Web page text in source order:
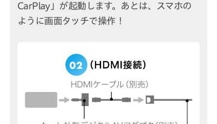
CarPlay」が起動します。あとは、スマホの
ように画面タッチで操作！